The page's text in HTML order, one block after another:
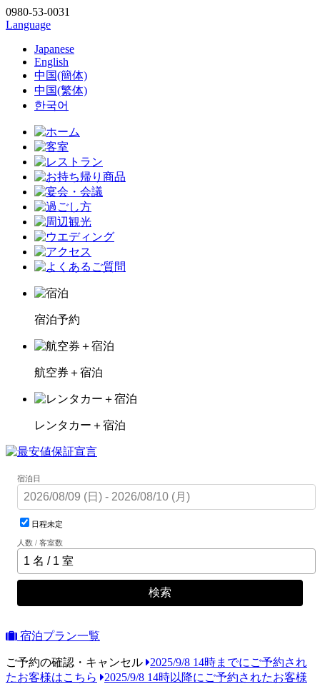
0980-53-0031
Language
Japanese
English
中国(簡体)
中国(繁体)
한국어
宿泊予約
航空券＋宿泊
レンタカー＋宿泊
宿泊日
日程未定
人数 / 客室数
検索
宿泊プラン一覧
ご予約の確認・キャンセル
2025/9/8 14時までにご予約され
たお客様はこちら
2025/9/8 14時以降にご予約されたお客様